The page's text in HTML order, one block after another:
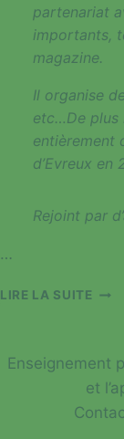
partenariat
importants,
magazine.
Il organise
etc…De
entièrement
d’Evreux en
Rejoint par
…
LIRE LA SUITE LE
EN
Enseignement
et